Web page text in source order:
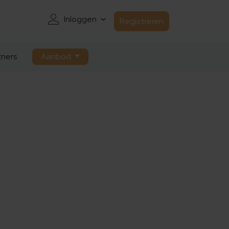
Inloggen Registreren
Aanbod